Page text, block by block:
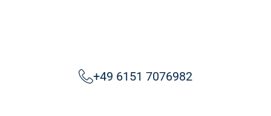
+49 6151 7076982